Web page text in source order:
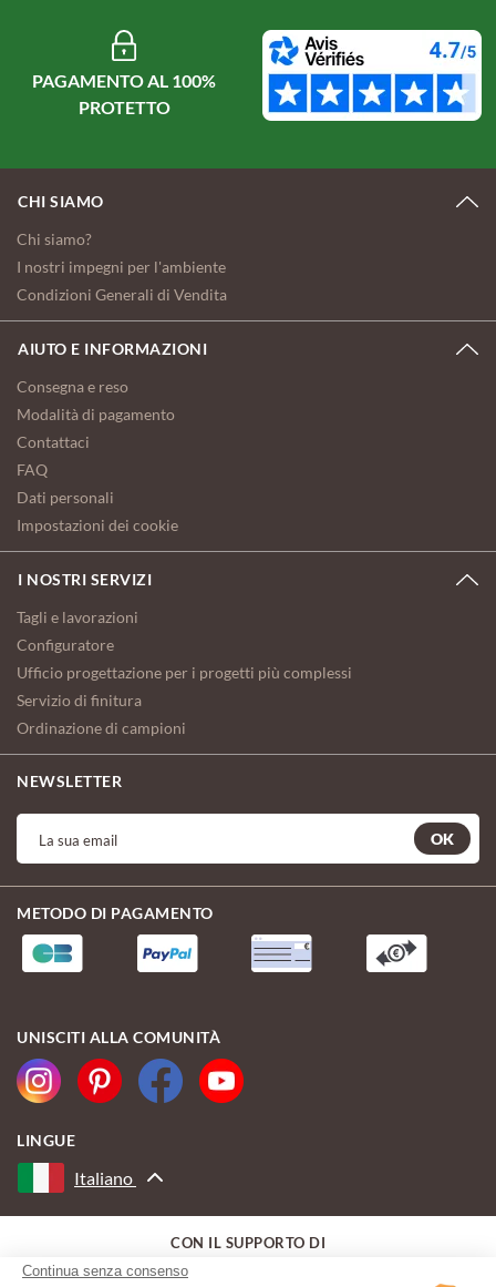
Continua senza consenso
PAGAMENTO AL 100%
PROTETTO
CHI SIAMO
Chi siamo?
I nostri impegni per l'ambiente
Condizioni Generali di Vendita
AIUTO E INFORMAZIONI
Consegna e reso
Modalità di pagamento
Contattaci
FAQ
Dati personali
Impostazioni dei cookie
I NOSTRI SERVIZI
Tagli e lavorazioni
Configuratore
Ufficio progettazione per i progetti più complessi
Servizio di finitura
Ordinazione di campioni
NEWSLETTER
OK
METODO DI PAGAMENTO
UNISCITI ALLA COMUNITÀ
LINGUE
Italiano
CON IL SUPPORTO DI